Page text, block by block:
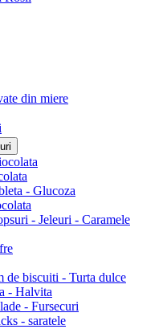
din miere
- Glucoza
- Jeleuri - Caramele
de biscuiti - Turta dulce
- Halvita
- Fursecuri
- saratele